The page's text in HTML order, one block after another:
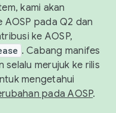
kami akan
AOSP pada Q2 dan
ke AOSP,
. Cabang manifes
selalu merujuk ke rilis
mengetahui
pada AOSP.